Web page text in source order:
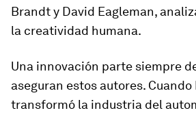
Brandt y David Eagleman,
la creatividad humana.
Una innovación parte siempre
aseguran estos autores. Cuando
transformó la industria del